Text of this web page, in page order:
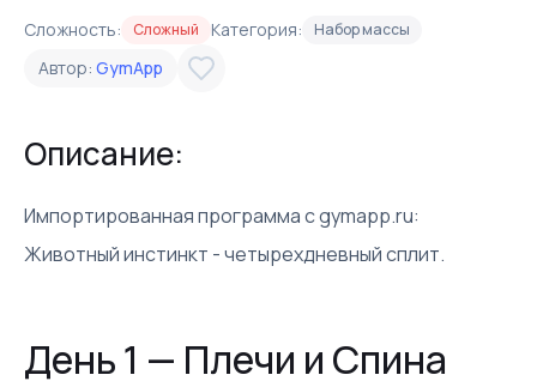
Сложность: Сложный Категория: Набор массы
Автор: GymApp
Описание:
Импортированная программа с gymapp.ru:
Животный инстинкт - четырехдневный сплит.
День 1 — Плечи и Спина